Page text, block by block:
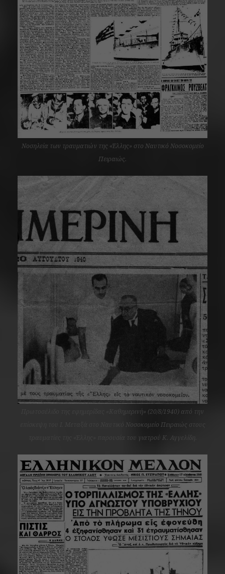
Νοσηλεία των τραυματιών της «Έλλης» στο Ναυτικό Νοσοκομείο
Πειραιώς.
Πρωτοσέλιδο της εφημερίδας «Καθημερινή» (20/8/1940) από την
επίσκεψη του Ι. Μεταξά στο Ναυτικό Νοσοκομείο Πειραιώς στους
τραυματίες της «Έλλης» παρουσία του γιατρού Κ. Αγγελίδη.